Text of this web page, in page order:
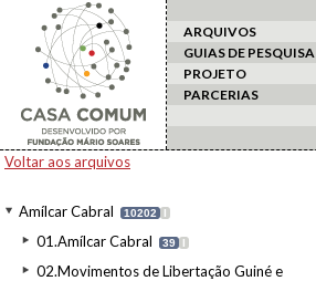
ARQUIVOS
GUIAS DE PESQUISA
PROJETO
PARCERIAS
Voltar aos arquivos
Amílcar Cabral 10202 I
01.Amílcar Cabral 39 I
02.Movimentos de Libertação Guiné e